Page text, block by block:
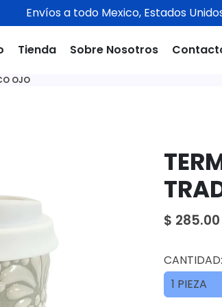
Envíos a todo Mexico, Estados
Tienda Sobre Nosotros
OJO
$ 285.00
CANTIDAD: